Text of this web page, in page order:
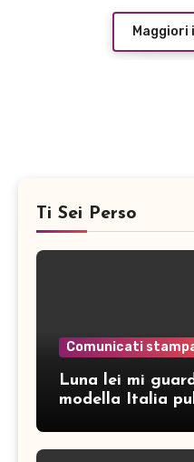
Ti Sei Perso
Comunicati
Luna lei mi
modella Italia